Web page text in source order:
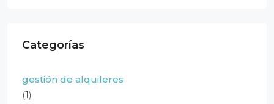
Categorías
gestión de alquileres
(1)